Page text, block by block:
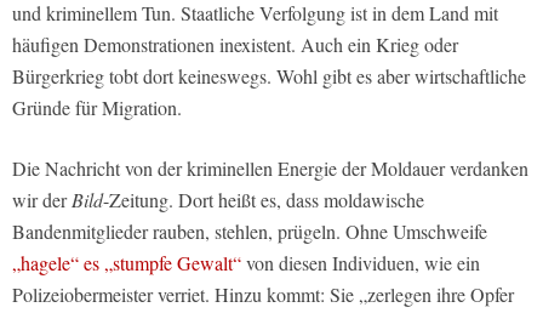
und kriminellem Tun. Staatliche Verfolgung ist in dem Land mit
häufigen Demonstrationen inexistent. Auch ein Krieg oder
Bürgerkrieg tobt dort keineswegs. Wohl gibt es aber wirtschaftliche
Gründe für Migration.
Die Nachricht von der kriminellen Energie der Moldauer verdanken
wir derBild-Zeitung. Dort heißt es, dass moldawische
Bandenmitglieder rauben, stehlen, prügeln. Ohne Umschweife
„hagele“ es „stumpfe Gewalt“von diesen Individuen, wie ein
Polizeiobermeister verriet. Hinzu kommt: Sie „zerlegen ihre Opfer